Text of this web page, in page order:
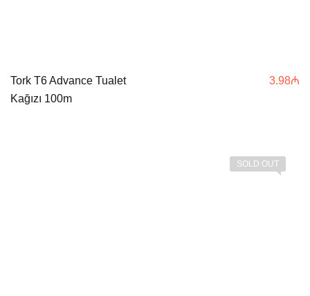
Tork T6 Advance Tualet
Kağızı 100m
3.98₼
SOLD OUT